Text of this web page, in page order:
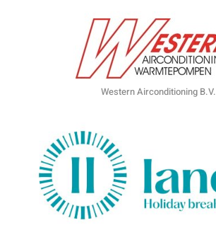
Western Airconditioning B.V.